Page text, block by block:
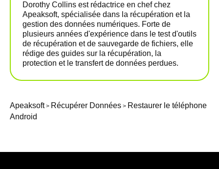
Dorothy Collins est rédactrice en chef chez
Apeaksoft, spécialisée dans la récupération et la
gestion des données numériques. Forte de
plusieurs années d'expérience dans le test d'outils
de récupération et de sauvegarde de fichiers, elle
rédige des guides sur la récupération, la
protection et le transfert de données perdues.
Apeaksoft> Récupérer Données > Restaurer le téléphone
Android